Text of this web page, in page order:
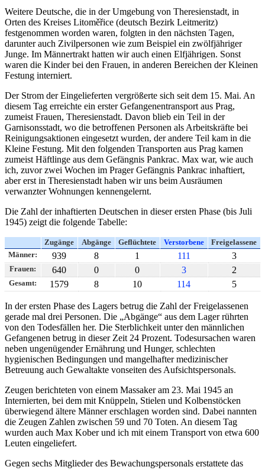
Weitere Deutsche, die in der Umgebung von Theresienstadt, in
Orten des Kreises Litoměřice (deutsch Bezirk Leitmeritz)
festgenommen worden waren, folgten in den nächsten Tagen,
darunter auch Zivilpersonen wie zum Beispiel ein zwölfjähriger
Junge. Im Männertrakt hatten wir auch einen Elfjährigen. Sonst
waren die Kinder bei den Frauen, in anderen Bereichen der Kleinen
Festung interniert.
Der Strom der Eingelieferten vergrößerte sich seit dem 15. Mai. An
diesem Tag erreichte ein erster Gefangenentransport aus Prag,
zumeist Frauen, Theresienstadt. Davon blieb ein Teil in der
Garnisonsstadt, wo die betroffenen Personen als Arbeitskräfte bei
Reinigungsaktionen eingesetzt wurden, der andere Teil kam in die
Kleine Festung. Mit den folgenden Transporten aus Prag kamen
zumeist Häftlinge aus dem Gefängnis Pankrac. Max war, wie auch
ich, zuvor zwei Wochen im Prager Gefängnis Pankrac inhaftiert,
aber erst in Theresienstadt haben wir uns beim Ausräumen
verwanzter Wohnungen kennengelernt.
Die Zahl der inhaftierten Deutschen in dieser ersten Phase (bis Juli
1945) zeigt die folgende Tabelle:
Zugänge Abgänge Geflüchtete Verstorbene
Freigelassene
Männer:
939 8 1 111 3
Frauen: 640 0 0 3 2
Gesamt: 1579 8 10 114 5
In der ersten Phase des Lagers betrug die Zahl der Freigelassenen
gerade mal drei Personen. Die
Abgänge
aus dem Lager rührten
von den Todesfällen her. Die Sterblichkeit unter den männlichen
Gefangenen betrug in dieser Zeit 24 Prozent. Todesursachen waren
neben ungenügender Ernährung und Hunger, schlechten
hygienischen Bedingungen und mangelhafter medizinischer
Betreuung auch Gewaltakte vonseiten des Aufsichtspersonals.
Zeugen berichteten von einem Massaker am 23. Mai 1945 an
Internierten, bei dem mit Knüppeln, Stielen und Kolbenstöcken
überwiegend ältere Männer erschlagen worden sind. Dabei nannten
die Zeugen Zahlen zwischen 59 und 70 Toten. An diesem Tag
wurden auch Max Kober und ich mit einem Transport von etwa 600
Leuten eingeliefert.
Gegen sechs Mitglieder des Bewachungspersonals erstattete das